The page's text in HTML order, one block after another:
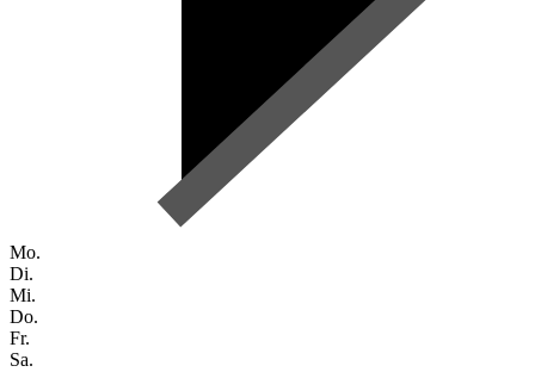
Mo.
Di.
Mi.
Do.
Fr.
Sa.